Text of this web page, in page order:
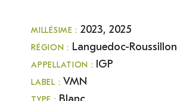
MILLÉSIME : 2023, 2025
RÉGION : Languedoc-Roussillon
APPELLATION : IGP
LABEL : VMN